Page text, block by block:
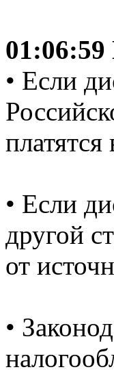
• Если
• Если
другой
от
•